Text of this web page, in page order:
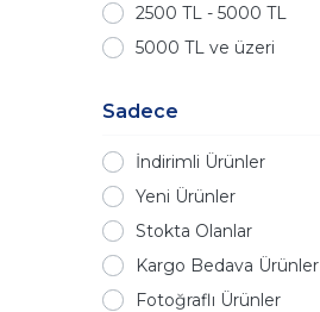
2500 TL - 5000 TL
5000 TL ve üzeri
Sadece
İndirimli Ürünler
Yeni Ürünler
Stokta Olanlar
Kargo Bedava Ürünler
Fotoğraflı Ürünler